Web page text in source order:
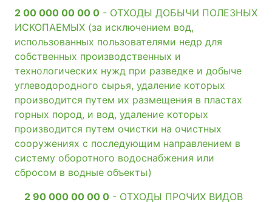
2 00 000 00 00 0 - ОТХОДЫ ДОБЫЧИ ПОЛЕЗНЫХ
ИСКОПАЕМЫХ (за исключением вод,
использованных пользователями недр для
собственных производственных и
технологических нужд при разведке и добыче
углеводородного сырья, удаление которых
производится путем их размещения в пластах
горных пород, и вод, удаление которых
производится путем очистки на очистных
сооружениях с последующим направлением в
систему оборотного водоснабжения или
сбросом в водные объекты)
2 90 000 00 00 0 - ОТХОДЫ ПРОЧИХ ВИДОВ